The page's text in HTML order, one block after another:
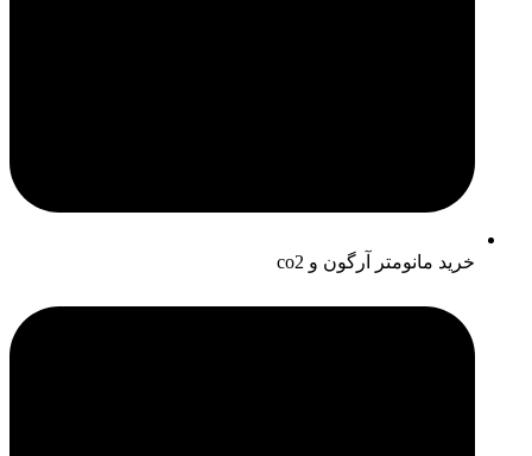
خرید مانومتر آرگون و co2